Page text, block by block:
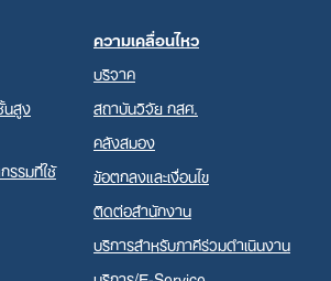
สูง
รมที่ใช้
ความเคลื่อนไหว
บริจาค
สถาบันวิจัย กสศ.
คลังสมอง
ข้อตกลงและเงื่อนไข
ติดต่อสำนักงาน
บริการสำหรับภาคีร่วมดำเนินงาน